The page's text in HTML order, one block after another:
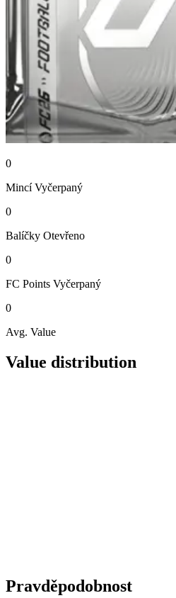
0
Mincí Vyčerpaný
0
Balíčky Otevřeno
0
FC Points Vyčerpaný
0
Avg. Value
Value distribution
Pravděpodobnost